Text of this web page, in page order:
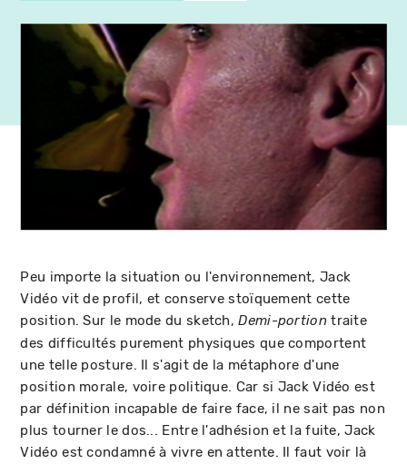
Peu importe la situation ou l'environnement, Jack
Vidéo vit de profil, et conserve stoïquement cette
position. Sur le mode du sketch,Demi-portiontraite
des difficultés purement physiques que comportent
une telle posture. Il s'agit de la métaphore d'une
position morale, voire politique. Car si Jack Vidéo est
par définition incapable de faire face, il ne sait pas non
plus tourner le dos... Entre l'adhésion et la fuite, Jack
Vidéo est condamné à vivre en attente. Il faut voir là